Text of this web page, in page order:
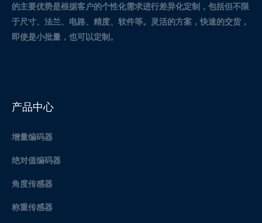
的主要优势是根据客户的个性化需求进行差异化定制，包括但不限
于尺寸、法兰、电路、精度、软件等。灵活的方案，快速的交货，
即使是小批量，也可以定制。
产品中心
增量编码器
绝对值编码器
角度传感器
称重传感器